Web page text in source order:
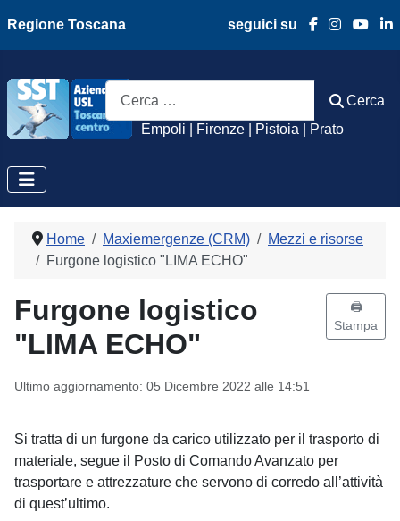
Regione Toscana seguici su
Azienda Usl
Empoli | Firenze | Pistoia | Prato
Cerca
Cerca
Home Maxiemergenze (CRM)
Mezzi e risorse
Furgone logistico "LIMA ECHO"
Furgone logistico
"LIMA ECHO"
Ultimo aggiornamento: 05 Dicembre 2022 alle 14:51
🖨️
Stampa
Si tratta di un furgone da carico utilizzato per il trasporto di
materiale, segue il Posto di Comando Avanzato per
trasportare e attrezzature che servono di corredo all’attività
di quest’ultimo.